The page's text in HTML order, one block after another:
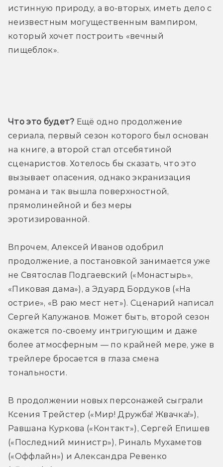
истинную природу, а во-вторых, иметь дело с
неизвестным могущественным вампиром,
который хочет построить «вечный
пищеблок».
Что это будет? Ещё одно продолжение
сериала, первый сезон которого был основан
на книге, а второй стал отсебятиной
сценаристов. Хотелось бы сказать, что это
вызывает опасения, однако экранизация
романа и так вышла поверхностной,
прямолинейной и без меры
эротизированной.
Впрочем, Алексей Иванов одобрил
продолжение, а постановкой занимается уже
не Святослав Подгаевский («Монастырь»,
«Пиковая дама»), а Эдуард Бордуков («На
острие», «В раю мест нет»). Сценарий написал
Сергей Калужанов. Может быть, второй сезон
окажется по-своему интригующим и даже
более атмосферным — по крайней мере, уже в
трейлере бросается в глаза смена
тональности.
В продолжении новых персонажей сыграли
Ксения Трейстер («Мир! Дружба! Жвачка!»),
Равшана Куркова («Контакт»), Сергей Епишев
(«Последний министр»), Риналь Мухаметов
(«Оффлайн») и Александра Ревенко